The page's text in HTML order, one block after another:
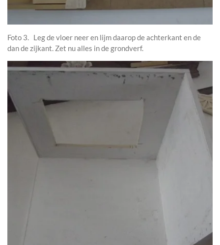
Foto 3. Leg de vloer neer en lijm daarop de achterkant en de
dan de zijkant. Zet nu alles in de grondverf.